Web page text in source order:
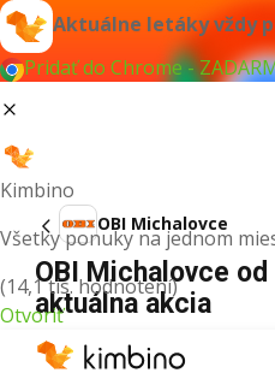
Aktuálne letáky vždy
Pridať do Chrome -
Kimbino
Všetky ponuky na jednom
(14,1 tis. hodnotení)
Otvoriť
OBI Michalovce
OBI Michalovce
aktuálna akcia